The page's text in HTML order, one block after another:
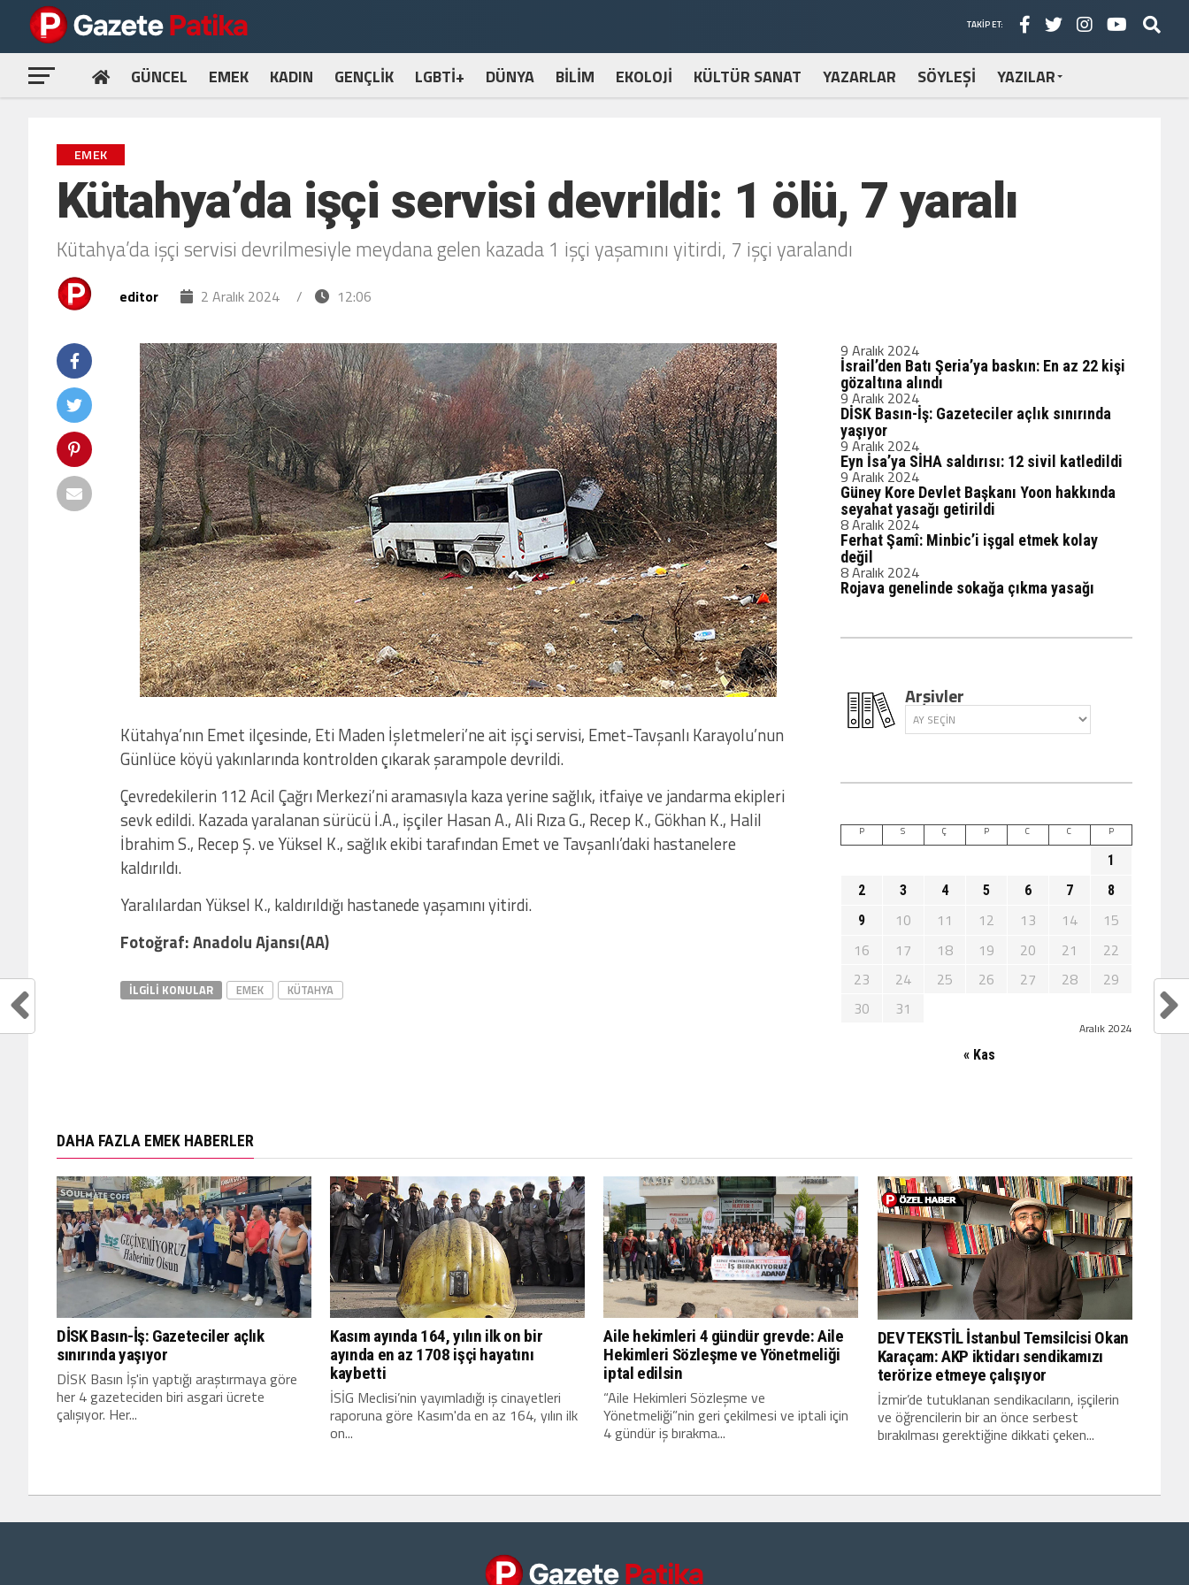
TAKIP ET:
GÜNCEL EMEK KADIN GENÇLİK LGBTİ+ DÜNYA BİLİM EKOLOJİ KÜLTÜR SANAT YAZARLAR SÖYLEŞİ YAZILAR
EMEK
Kütahya’da işçi servisi devrildi: 1 ölü, 7 yaralı
Kütahya’da işçi servisi devrilmesiyle meydana gelen kazada 1 işçi yaşamını yitirdi, 7 işçi yaralandı
editor 2 Aralık 2024 / 12:06
Kütahya’nın Emet ilçesinde, Eti Maden İşletmeleri’ne ait işçi servisi, Emet-Tavşanlı Karayolu’nun
Günlüce köyü yakınlarında kontrolden çıkarak şarampole devrildi.
Çevredekilerin 112 Acil Çağrı Merkezi’ni aramasıyla kaza yerine sağlık, itfaiye ve jandarma ekipleri
sevk edildi. Kazada yaralanan sürücü İ.A., işçiler Hasan A., Ali Rıza G., Recep K., Gökhan K., Halil
İbrahim S., Recep Ş. ve Yüksel K., sağlık ekibi tarafından Emet ve Tavşanlı’daki hastanelere
kaldırıldı.
Yaralılardan Yüksel K., kaldırıldığı hastanede yaşamını yitirdi.
Fotoğraf: Anadolu Ajansı(AA)
İLGILI KONULAR EMEK KÜTAHYA
9 Aralık 2024
İsrail’den Batı Şeria’ya baskın: En az 22 kişi
gözaltına alındı
9 Aralık 2024
DİSK Basın-İş: Gazeteciler açlık sınırında
yaşıyor
9 Aralık 2024
Eyn İsa’ya SİHA saldırısı: 12 sivil katledildi
9 Aralık 2024
Güney Kore Devlet Başkanı Yoon hakkında
seyahat yasağı getirildi
8 Aralık 2024
Ferhat Şamî: Minbic’i işgal etmek kolay
değil
8 Aralık 2024
Rojava genelinde sokağa çıkma yasağı
Arşivler
Aralık 2024
P S Ç P C C P
1
2
3 4 5 6 7
8
9
10 11 12 13 14
15
16
17 18 19 20 21
22
23
24 25 26 27 28
29
30
31
« Kas
DAHA FAZLA EMEK HABERLER
DİSK Basın-İş: Gazeteciler açlık
sınırında yaşıyor
DİSK Basın İş'in yaptığı araştırmaya göre
her 4 gazeteciden biri asgari ücrete
çalışıyor. Her...
Kasım ayında 164, yılın ilk on bir
ayında en az 1708 işçi hayatını
kaybetti
İSİG Meclisi’nin yayımladığı iş cinayetleri
raporuna göre Kasım'da en az 164, yılın ilk
on...
Aile hekimleri 4 gündür grevde: Aile
Hekimleri Sözleşme ve Yönetmeliği
iptal edilsin
“Aile Hekimleri Sözleşme ve
Yönetmeliği”nin geri çekilmesi ve iptali için
4 gündür iş bırakma...
DEV TEKSTİL İstanbul Temsilcisi Okan
Karaçam: AKP iktidarı sendikamızı
terörize etmeye çalışıyor
İzmir’de tutuklanan sendikacıların, işçilerin
ve öğrencilerin bir an önce serbest
bırakılması gerektiğine dikkati çeken...